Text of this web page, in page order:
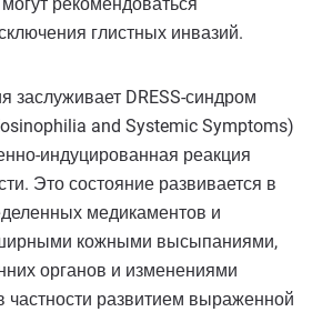
могут рекомендоваться
глистных инвазий.
заслуживает DRESS-синдром
and Systemic Symptoms)
индуцированная реакция
Это состояние развивается в
медикаментов и
кожными высыпаниями,
органов и изменениями
частности развитием выраженной